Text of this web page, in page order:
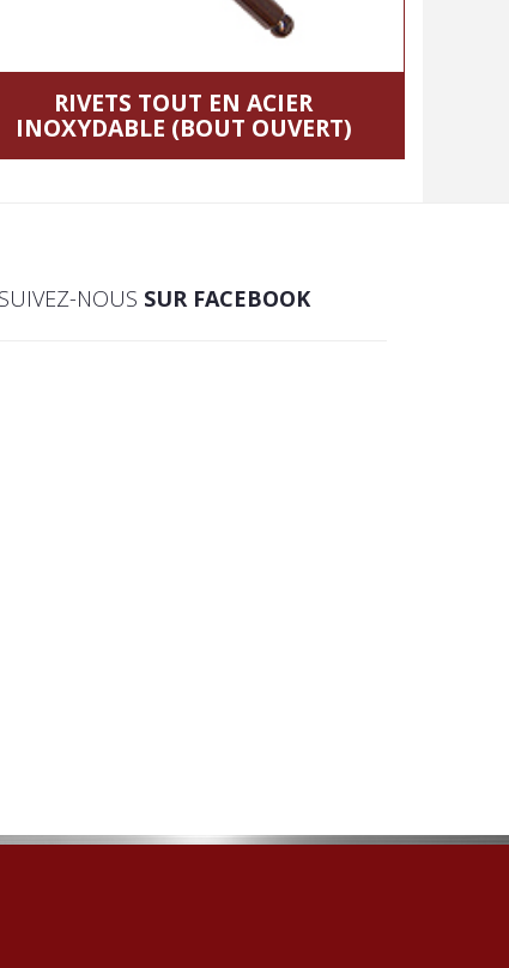
RIVETS TOUT EN ACIER
INOXYDABLE (BOUT OUVERT)
SUIVEZ-NOUS SUR FACEBOOK